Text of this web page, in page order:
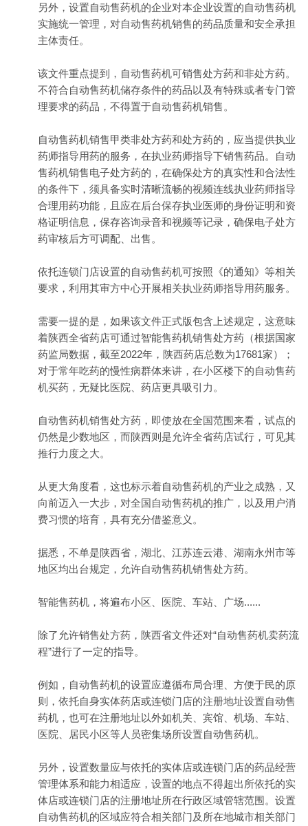
另外，设置自动售药机的企业对本企业设置的自动售药机
实施统一管理，对自动售药机销售的药品质量和安全承担
主体责任。
该文件重点提到，自动售药机可销售处方药和非处方药。
不符合自动售药机储存条件的药品以及有特殊或者专门管
理要求的药品，不得置于自动售药机销售。
自动售药机销售甲类非处方药和处方药的，应当提供执业
药师指导用药的服务，在执业药师指导下销售药品。自动
售药机销售电子处方药的，在确保处方的真实性和合法性
的条件下，须具备实时清晰流畅的视频连线执业药师指导
合理用药功能，且应在后台保存执业医师的身份证明和资
格证明信息，保存咨询录音和视频等记录，确保电子处方
药审核后方可调配、出售。
依托连锁门店设置的自动售药机可按照《的通知》等相关
要求，利用其审方中心开展相关执业药师指导用药服务。
需要一提的是，如果该文件正式版包含上述规定，这意味
着陕西全省药店可通过智能售药机销售处方药（根据国家
药监局数据，截至2022年，陕西药店总数为17681家）；
对于常年吃药的慢性病群体来讲，在小区楼下的自动售药
机买药，无疑比医院、药店更具吸引力。
自动售药机销售处方药，即使放在全国范围来看，试点的
仍然是少数地区，而陕西则是允许全省药店试行，可见其
推行力度之大。
从更大角度看，这也标示着自动售药机的产业之成熟，又
向前迈入一大步，对全国自动售药机的推广，以及用户消
费习惯的培育，具有充分借鉴意义。
据悉，不单是陕西省，湖北、江苏连云港、湖南永州市等
地区均出台规定，允许自动售药机销售处方药。
智能售药机，将遍布小区、医院、车站、广场......
除了允许销售处方药，陕西省文件还对“自动售药机卖药流
程”进行了一定的指导。
例如，自动售药机的设置应遵循布局合理、方便于民的原
则，依托自身实体药店或连锁门店的注册地址设置自动售
药机，也可在注册地址以外如机关、宾馆、机场、车站、
医院、居民小区等人员密集场所设置自动售药机。
另外，设置数量应与依托的实体店或连锁门店的药品经营
管理体系和能力相适应，设置的地点不得超出所依托的实
体店或连锁门店的注册地址所在行政区域管辖范围。设置
自动售药机的区域应符合相关部门及所在地城市相关部门